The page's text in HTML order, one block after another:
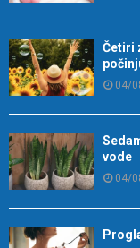
Četiri
04/
vode
04/